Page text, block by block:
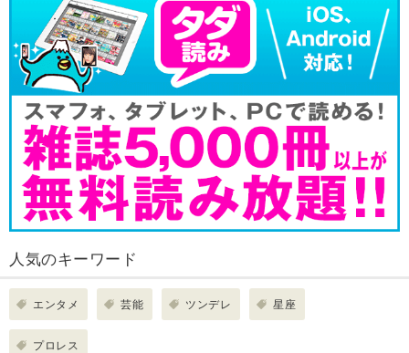
人気のキーワード
エンタメ 芸能 ツンデレ 星座
プロレス